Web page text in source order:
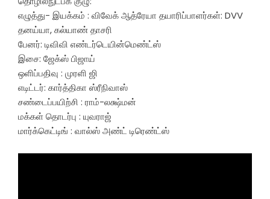
எழுத்து- இயக்கம் : விவேக் ஆத்ரேயா தயாரிப்பாளர்கள்: DVV
தனய்யா, கல்யாண் தாசரி
பேனர்: டிவிவி எண்டர்டெயின்மெண்ட்ஸ்
இசை: ஜேக்ஸ் பிஜாய்
ஒளிப்பதிவு : முரளி ஜி
எடிட்டர்: கார்த்திகா ஸ்ரீநிவாஸ்
சண்டைப்பயிற்சி : ராம்-லக்ஷ்மன்
மக்கள் தொடர்பு : யுவராஜ்
மார்க்கெட்டிங் : வால்ஸ் அண்ட் டிரெண்ட்ஸ்